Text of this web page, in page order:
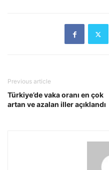
Previous article
Türkiye’de vaka oranı en çok
artan ve azalan iller açıklandı